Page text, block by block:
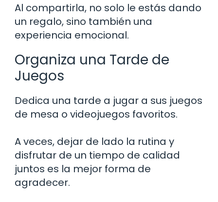
Al compartirla, no solo le estás dando
un regalo, sino también una
experiencia emocional.
Organiza una Tarde de
Juegos
Dedica una tarde a jugar a sus juegos
de mesa o videojuegos favoritos.
A veces, dejar de lado la rutina y
disfrutar de un tiempo de calidad
juntos es la mejor forma de
agradecer.